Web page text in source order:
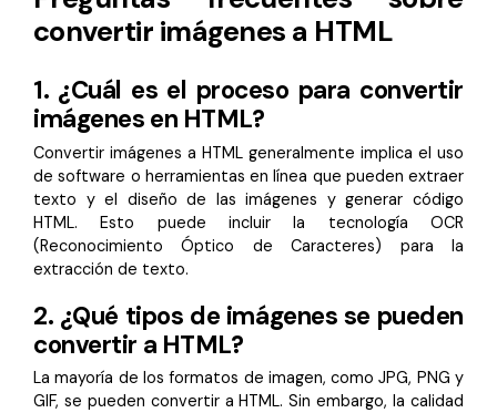
convertir imágenes a HTML
1. ¿Cuál es el proceso para convertir
imágenes en HTML?
Convertir imágenes a HTML generalmente implica el uso
de software o herramientas en línea que pueden extraer
texto y el diseño de las imágenes y generar código
HTML. Esto puede incluir la tecnología OCR
(Reconocimiento Óptico de Caracteres) para la
extracción de texto.
2. ¿Qué tipos de imágenes se pueden
convertir a HTML?
La mayoría de los formatos de imagen, como JPG, PNG y
GIF, se pueden convertir a HTML. Sin embargo, la calidad